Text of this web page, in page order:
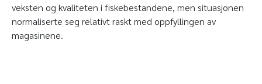
veksten og kvaliteten i fiskebestandene, men situasjonen
normaliserte seg relativt raskt med oppfyllingen av
magasinene.